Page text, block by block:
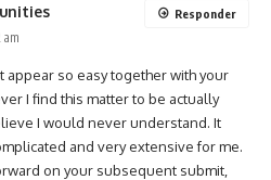
am
appear so easy together with your
I find this matter to be actually
I would never understand. It
and very extensive for me.
on your subsequent submit,
Responder